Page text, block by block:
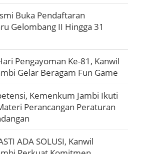
Buka Pendaftaran
Gelombang II Hingga 31
Pengayoman Ke-81, Kanwil
Gelar Beragam Fun Game
Kemenkum Jambi Ikuti
Perancangan Peraturan
ADA SOLUSI, Kanwil